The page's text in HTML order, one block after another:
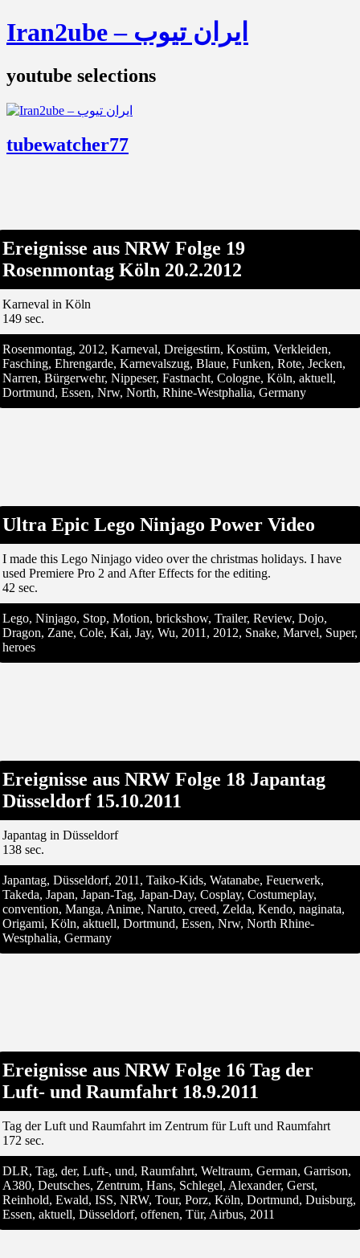
Iran2ube – ایران تیوب
youtube selections
tubewatcher77
Ereignisse aus NRW Folge 19
Rosenmontag Köln 20.2.2012
Karneval in Köln
149 sec.
Rosenmontag, 2012, Karneval, Dreigestirn, Kostüm, Verkleiden,
Fasching, Ehrengarde, Karnevalszug, Blaue, Funken, Rote, Jecken,
Narren, Bürgerwehr, Nippeser, Fastnacht, Cologne, Köln, aktuell,
Dortmund, Essen, Nrw, North, Rhine-Westphalia, Germany
Ultra Epic Lego Ninjago Power Video
I made this Lego Ninjago video over the christmas holidays. I have
used Premiere Pro 2 and After Effects for the editing.
42 sec.
Lego, Ninjago, Stop, Motion, brickshow, Trailer, Review, Dojo,
Dragon, Zane, Cole, Kai, Jay, Wu, 2011, 2012, Snake, Marvel, Super,
heroes
Ereignisse aus NRW Folge 18 Japantag
Düsseldorf 15.10.2011
Japantag in Düsseldorf
138 sec.
Japantag, Düsseldorf, 2011, Taiko-Kids, Watanabe, Feuerwerk,
Takeda, Japan, Japan-Tag, Japan-Day, Cosplay, Costumeplay,
convention, Manga, Anime, Naruto, creed, Zelda, Kendo, naginata,
Origami, Köln, aktuell, Dortmund, Essen, Nrw, North Rhine-
Westphalia, Germany
Ereignisse aus NRW Folge 16 Tag der
Luft- und Raumfahrt 18.9.2011
Tag der Luft und Raumfahrt im Zentrum für Luft und Raumfahrt
172 sec.
DLR, Tag, der, Luft-, und, Raumfahrt, Weltraum, German, Garrison,
A380, Deutsches, Zentrum, Hans, Schlegel, Alexander, Gerst,
Reinhold, Ewald, ISS, NRW, Tour, Porz, Köln, Dortmund, Duisburg,
Essen, aktuell, Düsseldorf, offenen, Tür, Airbus, 2011